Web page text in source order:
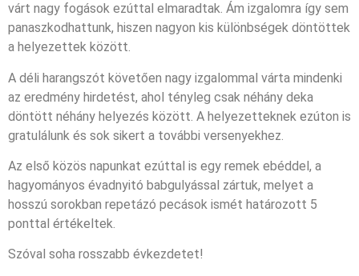
várt nagy fogások ezúttal elmaradtak. Ám izgalomra így sem
panaszkodhattunk, hiszen nagyon kis különbségek döntöttek
a helyezettek között.
A déli harangszót követően nagy izgalommal várta mindenki
az eredmény hirdetést, ahol tényleg csak néhány deka
döntött néhány helyezés között. A helyezetteknek ezúton is
gratulálunk és sok sikert a további versenyekhez.
Az első közös napunkat ezúttal is egy remek ebéddel, a
hagyományos évadnyitó babgulyással zártuk, melyet a
hosszú sorokban repetázó pecások ismét határozott 5
ponttal értékeltek.
Szóval soha rosszabb évkezdetet!